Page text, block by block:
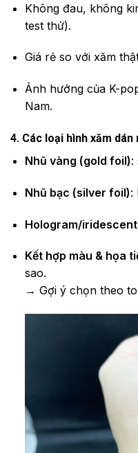
Không đau, không
test thử).
Giá rẻ so với xăm
Ảnh hưởng của K-
Nam.
4. Các loại hình xăm dán
Nhũ vàng (gold foil):
Nhũ bạc (silver foil):
Hologram/iridescent
Kết hợp màu & họa
sao.
→ Gợi ý chọn theo